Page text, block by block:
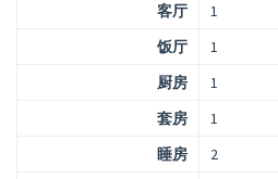
客厅
1
饭厅
1
厨房
1
套房
1
睡房
2